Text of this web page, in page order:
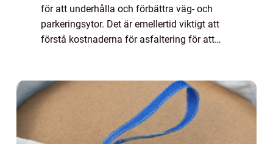
för att underhålla och förbättra väg- och
parkeringsytor. Det är emellertid viktigt att
förstå kostnaderna för asfaltering för att